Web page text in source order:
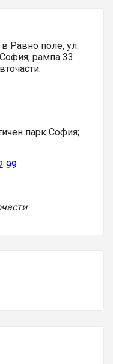
Равно поле, ул.
рампа 33
парк София;
99